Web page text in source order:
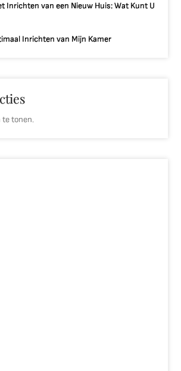
Inrichten van een Nieuw Huis: Wat Kunt U
Inrichten van Mijn Kamer
te tonen.